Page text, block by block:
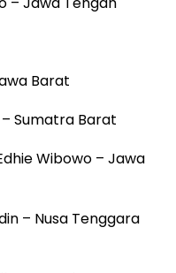
Barat
– Sumatra Barat
Wibowo – Jawa
– Nusa Tenggara